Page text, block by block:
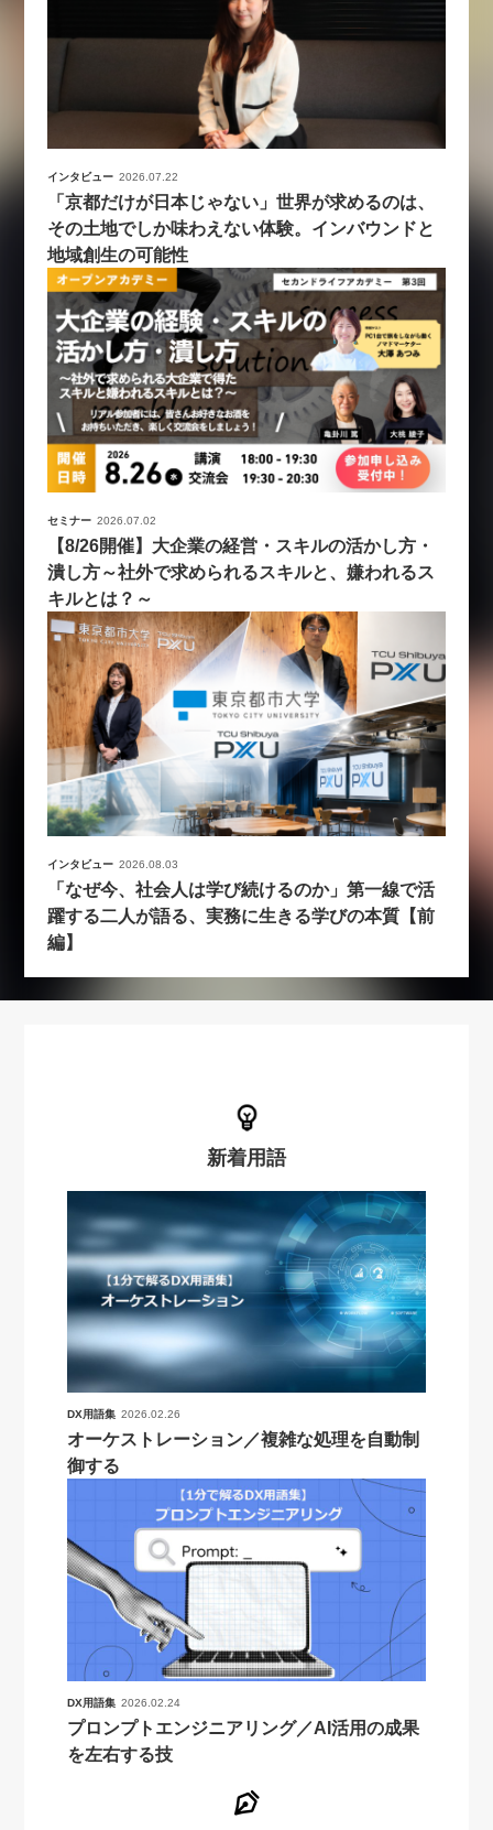
インタビュー 2026.07.22
「京都だけが日本じゃない」世界が求めるのは、
その土地でしか味わえない体験。インバウンドと
地域創生の可能性
セミナー 2026.07.02
【8/26開催】大企業の経営・スキルの活かし方・
潰し方～社外で求められるスキルと、嫌われるス
キルとは？～
インタビュー 2026.08.03
「なぜ今、社会人は学び続けるのか」第一線で活
躍する二人が語る、実務に生きる学びの本質【前
編】
新着用語
DX用語集 2026.02.26
オーケストレーション／複雑な処理を自動制
御する
DX用語集 2026.02.24
プロンプトエンジニアリング／AI活用の成果
を左右する技